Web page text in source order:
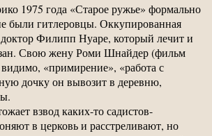
1975 года «Старое ружье» формально
были гитлеровцы. Оккупированная
Филипп Нуаре, который лечит и
Свою жену Роми Шнайдер (фильм
«примирение», «работа с
дочку он вывозит в деревню,
взвод каких-то садистов-
в церковь и расстреливают, но